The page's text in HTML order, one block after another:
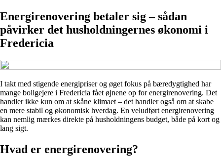
Energirenovering betaler sig – sådan
påvirker det husholdningernes økonomi i
Fredericia
I takt med stigende energipriser og øget fokus på bæredygtighed har
mange boligejere i Fredericia fået øjnene op for energirenovering. Det
handler ikke kun om at skåne klimaet – det handler også om at skabe
en mere stabil og økonomisk hverdag. En veludført energirenovering
kan nemlig mærkes direkte på husholdningens budget, både på kort og
lang sigt.
Hvad er energirenovering?